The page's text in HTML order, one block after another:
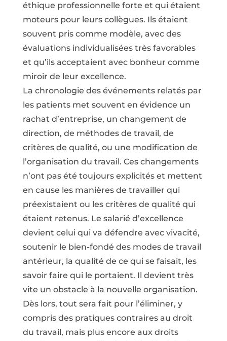
éthique professionnelle forte et qui étaient
moteurs pour leurs collègues. Ils étaient
souvent pris comme modèle, avec des
évaluations individualisées très favorables
et qu’ils acceptaient avec bonheur comme
miroir de leur excellence.
La chronologie des événements relatés par
les patients met souvent en évidence un
rachat d’entreprise, un changement de
direction, de méthodes de travail, de
critères de qualité, ou une modification de
l’organisation du travail. Ces changements
n’ont pas été toujours explicités et mettent
en cause les manières de travailler qui
préexistaient ou les critères de qualité qui
étaient retenus. Le salarié d’excellence
devient celui qui va défendre avec vivacité,
soutenir le bien-fondé des modes de travail
antérieur, la qualité de ce qui se faisait, les
savoir faire qui le portaient. Il devient très
vite un obstacle à la nouvelle organisation.
Dès lors, tout sera fait pour l’éliminer, y
compris des pratiques contraires au droit
du travail, mais plus encore aux droits